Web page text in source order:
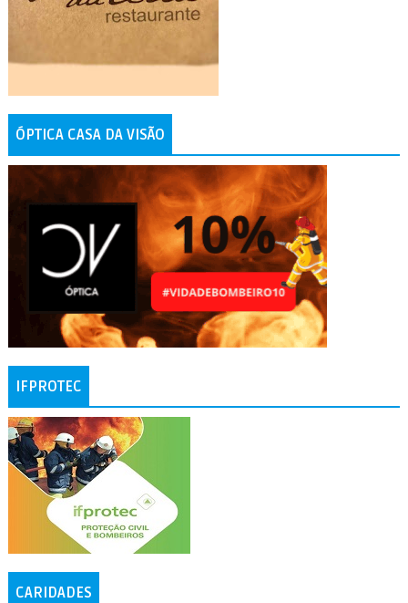
ÓPTICA CASA DA VISÃO
IFPROTEC
CARIDADES